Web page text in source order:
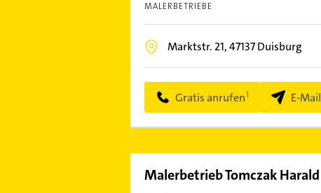
MALERBETRIEBE
Marktstr. 21,47137Duisburg
Gratis anrufen E-Mail
Malerbetrieb Tomczak Harald